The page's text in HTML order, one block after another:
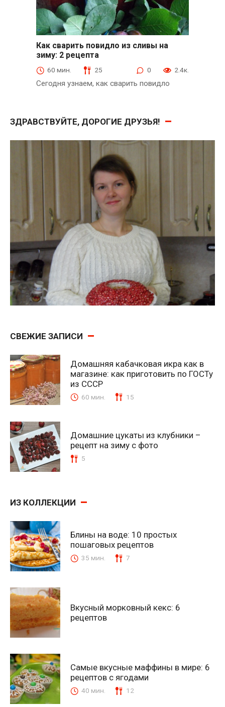
из слив и абрикосов
Как сварить повидло из сливы на
зиму: 2 рецепта
60 мин. 25 0 2.4к.
Сегодня узнаем, как сварить повидло
ЗДРАВСТВУЙТЕ, ДОРОГИЕ ДРУЗЬЯ!
СВЕЖИЕ ЗАПИСИ
Домашняя кабачковая икра как в
магазине: как приготовить по ГОСТу
из СССР
60 мин. 15
Домашние цукаты из клубники –
рецепт на зиму с фото
5
ИЗ КОЛЛЕКЦИИ
Блины на воде: 10 простых
пошаговых рецептов
35 мин. 7
Вкусный морковный кекс: 6
рецептов
Самые вкусные маффины в мире: 6
рецептов с ягодами
40 мин. 12